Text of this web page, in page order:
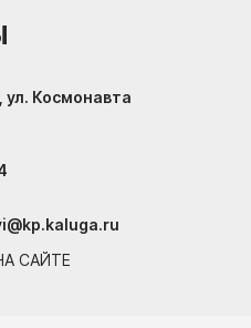
ул. Космонавта
САЙТЕ